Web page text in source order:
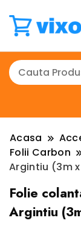
Acasa
Folii Carbon
Argintiu (3m x
Folie
Argintiu